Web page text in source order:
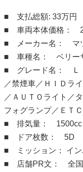
■ 支払総額: 33万円
■ 車両本体価格：
■ メーカー名： マ
■ 車種名： ベリー
■ グレード名： Ｌ
／禁煙車／ＨＩＤラ
／ＡＵＴＯライト／
フォグランプ／ＥＴ
■ 排気量： 1500cc
■ ドア枚数： 5D
■ ミッション： イン
■ 店舗PR文： 全国